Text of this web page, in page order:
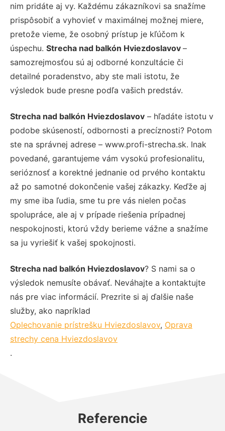
nim pridáte aj vy. Každému zákazníkovi sa snažíme
prispôsobiť a vyhovieť v maximálnej možnej miere,
pretože vieme, že osobný prístup je kľúčom k
úspechu. Strecha nad balkón Hviezdoslavov –
samozrejmosťou sú aj odborné konzultácie či
detailné poradenstvo, aby ste mali istotu, že
výsledok bude presne podľa vašich predstáv.
Strecha nad balkón Hviezdoslavov – hľadáte istotu v
podobe skúseností, odbornosti a precíznosti? Potom
ste na správnej adrese – www.profi-strecha.sk. Inak
povedané, garantujeme vám vysokú profesionalitu,
serióznosť a korektné jednanie od prvého kontaktu
až po samotné dokončenie vašej zákazky. Keďže aj
my sme iba ľudia, sme tu pre vás nielen počas
spolupráce, ale aj v prípade riešenia prípadnej
nespokojnosti, ktorú vždy berieme vážne a snažíme
sa ju vyriešiť k vašej spokojnosti.
Strecha nad balkón Hviezdoslavov? S nami sa o
výsledok nemusíte obávať. Neváhajte a kontaktujte
nás pre viac informácií. Prezrite si aj ďalšie naše
služby, ako napríklad
Oplechovanie prístrešku Hviezdoslavov, Oprava
strechy cena Hviezdoslavov
.
Referencie